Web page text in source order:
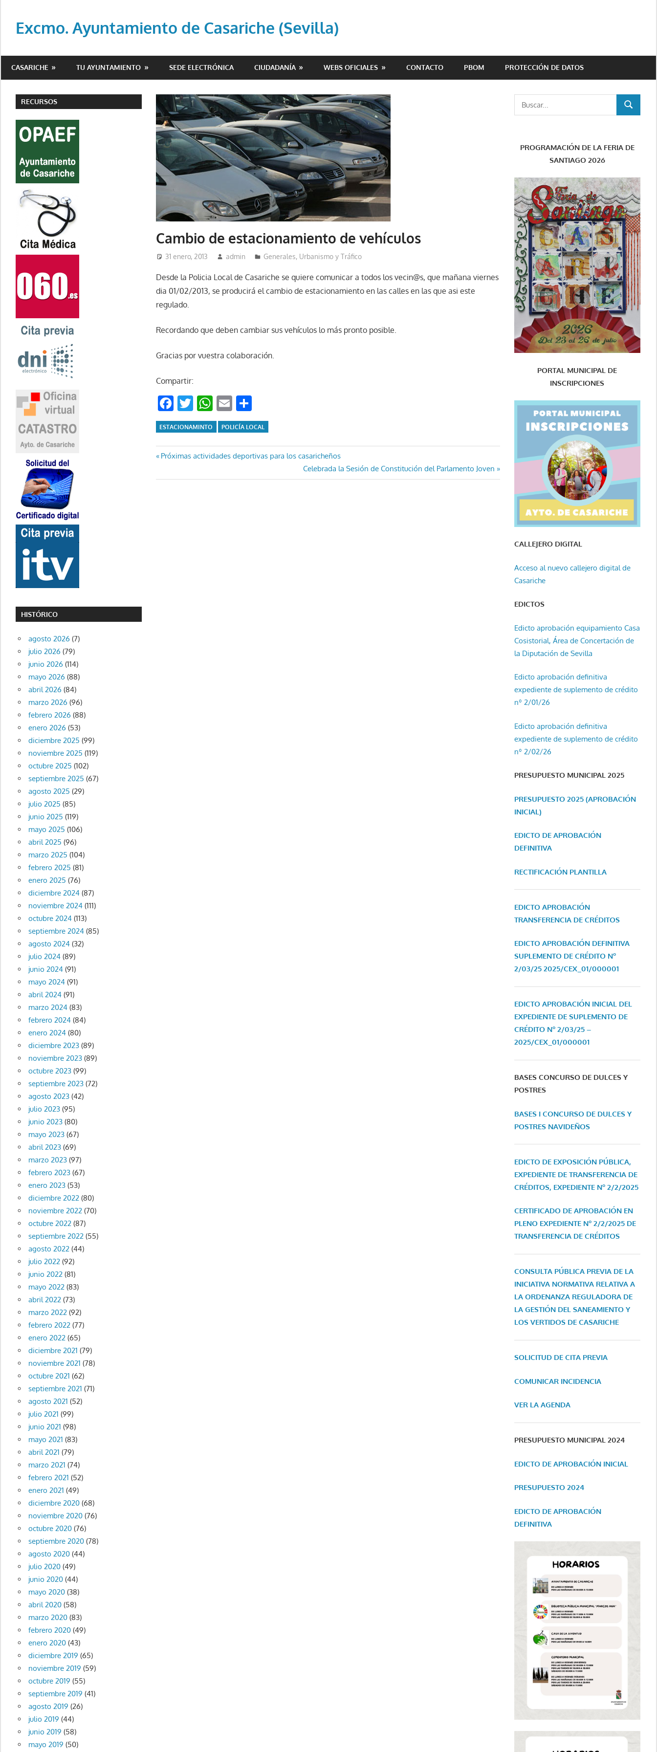
contenido
Excmo. Ayuntamiento de Casariche (Sevilla)
del
de
Casariche
CASARICHE TU AYUNTAMIENTO SEDE ELECTRÓNICA CIUDADANÍA WEBS OFICIALES CONTACTO PBOM PROTECCIÓN DE DATOS
Cambio de estacionamiento de vehículos
31 enero, 2013 admin Generales, Urbanismo y Tráfico
Desde la Policia Local de Casariche se quiere comunicar a todos los vecin@s, que mañana viernes
dia 01/02/2013, se producirá el cambio de estacionamiento en las calles en las que asi este
regulado.
Recordando que deben cambiar sus vehículos lo más pronto posible.
Gracias por vuestra colaboración.
Compartir:
Facebook
Twitter
WhatsApp
Email
ESTACIONAMINTO POLICÍA LOCAL
Navegación
de
Entrada
Próximas actividades deportivas para los casaricheños
Entrada
siguiente:
Celebrada la Sesión de Constitución del Parlamento Joven
RECURSOS
HISTÓRICO
agosto 2026 (7)
julio 2026 (79)
junio 2026 (114)
mayo 2026 (88)
abril 2026 (84)
marzo 2026 (96)
febrero 2026 (88)
enero 2026 (53)
diciembre 2025 (99)
noviembre 2025 (119)
octubre 2025 (102)
septiembre 2025 (67)
agosto 2025 (29)
julio 2025 (85)
junio 2025 (119)
mayo 2025 (106)
abril 2025 (96)
marzo 2025 (104)
febrero 2025 (81)
enero 2025 (76)
diciembre 2024(87)
noviembre 2024(111)
octubre 2024(113)
septiembre 2024(85)
agosto 2024(32)
julio 2024(89)
junio 2024(91)
mayo 2024(91)
abril 2024(91)
marzo 2024(83)
febrero 2024(84)
enero 2024(80)
diciembre 2023(89)
noviembre 2023(89)
octubre 2023(99)
septiembre 2023(72)
agosto 2023(42)
julio 2023(95)
junio 2023(80)
mayo 2023(67)
abril 2023(69)
marzo 2023(97)
febrero 2023(67)
enero 2023(53)
diciembre 2022(80)
noviembre 2022(70)
octubre 2022(87)
septiembre 2022(55)
agosto 2022(44)
julio 2022(92)
junio 2022(81)
mayo 2022(83)
abril 2022(73)
marzo 2022(92)
febrero 2022(77)
enero 2022(65)
diciembre 2021 (79)
noviembre 2021 (78)
octubre 2021 (62)
septiembre 2021 (71)
agosto 2021 (52)
julio 2021 (99)
junio 2021 (98)
mayo 2021 (83)
abril 2021 (79)
marzo 2021 (74)
febrero 2021 (52)
enero 2021 (49)
diciembre 2020(68)
noviembre 2020(76)
octubre 2020(76)
septiembre 2020(78)
agosto 2020(44)
julio 2020(49)
junio 2020(44)
mayo 2020(38)
abril 2020(58)
marzo 2020(83)
febrero 2020(49)
enero 2020(43)
diciembre 2019 (65)
noviembre 2019 (59)
octubre 2019 (55)
septiembre 2019 (41)
agosto 2019 (26)
julio 2019 (44)
junio 2019 (58)
mayo 2019 (50)
BUSCAR
PROGRAMACIÓN DE LA FERIA DE
SANTIAGO 2026
PORTAL MUNICIPAL DE
INSCRIPCIONES
CALLEJERO DIGITAL
Acceso al nuevo callejero digital de
Casariche
EDICTOS
Edicto aprobación equipamiento Casa
Cosistorial, Área de Concertación de
la Diputación de Sevilla
Edicto aprobación definitiva
expediente de suplemento de crédito
nº 2/01/26
Edicto aprobación definitiva
expediente de suplemento de crédito
nº 2/02/26
PRESUPUESTO MUNICIPAL 2025
PRESUPUESTO 2025 (APROBACIÓN
INICIAL)
EDICTO DE APROBACIÓN
DEFINITIVA
RECTIFICACIÓN PLANTILLA
EDICTO APROBACIÓN
TRANSFERENCIA DE CRÉDITOS
EDICTO APROBACIÓN DEFINITIVA
SUPLEMENTO DE CRÉDITO Nº
2/03/25 2025/CEX_01/000001
EDICTO APROBACIÓN INICIAL DEL
EXPEDIENTE DE SUPLEMENTO DE
CRÉDITO Nº 2/03/25 –
2025/CEX_01/000001
BASES CONCURSO DE DULCES Y
POSTRES
BASES I CONCURSO DE DULCES Y
POSTRES NAVIDEÑOS
EDICTO DE EXPOSICIÓN PÚBLICA,
EXPEDIENTE DE TRANSFERENCIA DE
CRÉDITOS, EXPEDIENTE Nº 2/2/2025
CERTIFICADO DE APROBACIÓN EN
PLENO EXPEDIENTE Nº 2/2/2025 DE
TRANSFERENCIA DE CRÉDITOS
CONSULTA PÚBLICA PREVIA DE LA
INICIATIVA NORMATIVA RELATIVA A
LA ORDENANZA REGULADORA DE
LA GESTIÓN DEL SANEAMIENTO Y
LOS VERTIDOS DE CASARICHE
SOLICITUD DE CITA PREVIA
COMUNICAR INCIDENCIA
VER LA AGENDA
PRESUPUESTO MUNICIPAL 2024
EDICTO DE APROBACIÓN INICIAL
PRESUPUESTO 2024
EDICTO DE APROBACIÓN
DEFINITIVA